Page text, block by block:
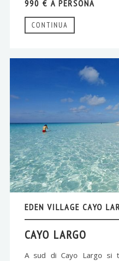
990 € A PERSONA
CONTINUA
EDEN VILLAGE CAYO
CAYO LARGO
A sud di Cayo Largo si